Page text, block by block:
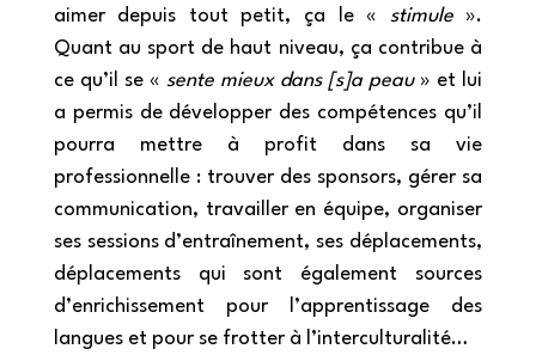
aimer depuis tout petit, ça le « stimule».
Quant au sport de haut niveau, ça contribue à
ce qu’il se « sente mieux dans [s]a peau» et lui
a permis de développer des compétences qu’il
pourra mettre à profit dans sa vie
professionnelle : trouver des sponsors, gérer sa
communication, travailler en équipe, organiser
ses sessions d’entraînement, ses déplacements,
déplacements qui sont également sources
d’enrichissement pour l’apprentissage des
langues et pour se frotter à l’interculturalité…